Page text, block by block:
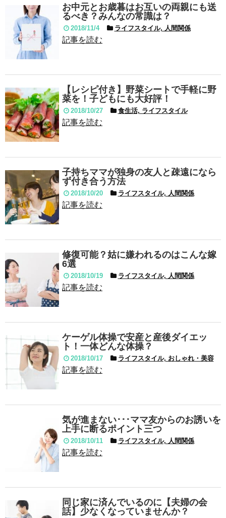
お中元とお歳暮はお互いの両親にも送
るべき？みんなの常識は？
2018/11/4 ライフスタイル, 人間関係
記事を読む
【レシピ付き】野菜シートで手軽に野
菜を！子どもにも大好評！
2018/10/27 食生活, ライフスタイル
記事を読む
子持ちママが独身の友人と疎遠になら
ず付き合う方法
2018/10/20 ライフスタイル, 人間関係
記事を読む
修復可能？姑に嫌われるのはこんな嫁
6選
2018/10/19 ライフスタイル, 人間関係
記事を読む
ケーゲル体操で安産と産後ダイエッ
ト！一体どんな体操？
2018/10/17 ライフスタイル, おしゃれ・美容
記事を読む
気が進まない･･･ママ友からのお誘いを
上手に断るポイント三つ
2018/10/11 ライフスタイル, 人間関係
記事を読む
同じ家に済んでいるのに【夫婦の会
話】少なくなっていませんか？